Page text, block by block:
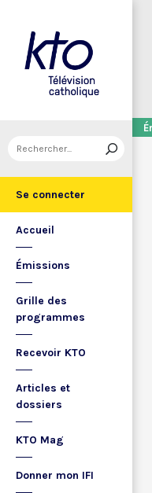
Se connecter
Accueil
Émissions
Grille des
programmes
Recevoir KTO
Articles et
dossiers
KTO Mag
Donner mon IFI